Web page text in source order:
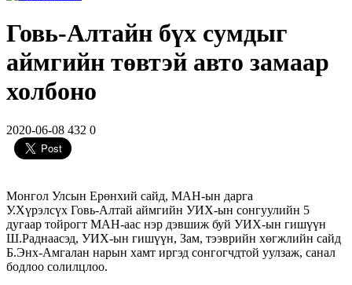
Говь-Алтайн бүх сумдыг
аймгийн төвтэй авто замаар
холбоно
2020-06-08 432 0
Монгол Улсын Ерөнхий сайд, МАН-ын дарга
У.Хүрэлсүх Говь-Алтай аймгийн УИХ-ын сонгуулийн 5
дугаар тойрогт МАН-аас нэр дэвшиж буй УИХ-ын гишүүн
Ш.Раднаасэд, УИХ-ын гишүүн, Зам, тээврийн хөгжлийн сайд
Б.Энх-Амгалан нарын хамт иргэд сонгогчдтой уулзаж, санал
бодлоо солилцлоо.